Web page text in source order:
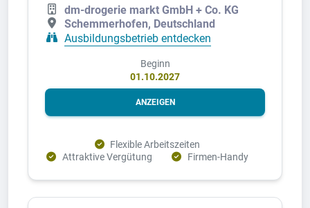
dm-drogerie markt GmbH + Co. KG
Schemmerhofen, Deutschland
Ausbildungsbetrieb entdecken
Beginn
01.10.2027
ANZEIGEN
Flexible Arbeitszeiten
Attraktive Vergütung
Firmen-Handy